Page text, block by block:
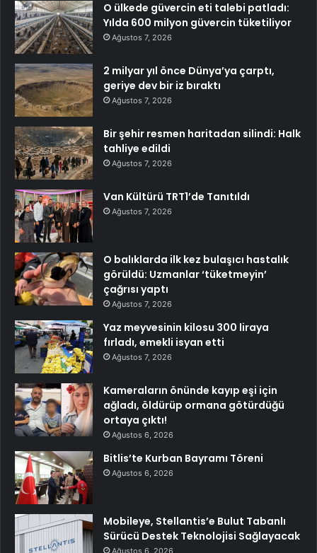
O ülkede güvercin eti talebi patladı:
Yılda 600 milyon güvercin tüketiliyor
Ağustos 7, 2026
2 milyar yıl önce Dünya’ya çarptı,
geriye dev bir iz bıraktı
Ağustos 7, 2026
Bir şehir resmen haritadan silindi: Halk
tahliye edildi
Ağustos 7, 2026
Van Kültürü TRT1’de Tanıtıldı
Ağustos 7, 2026
O balıklarda ilk kez bulaşıcı hastalık
görüldü: Uzmanlar ‘tüketmeyin’
çağrısı yaptı
Ağustos 7, 2026
Yaz meyvesinin kilosu 300 liraya
fırladı, emekli isyan etti
Ağustos 7, 2026
Kameraların önünde kayıp eşi için
ağladı, öldürüp ormana götürdüğü
ortaya çıktı!
Ağustos 6, 2026
Bitlis’te Kurban Bayramı Töreni
Ağustos 6, 2026
Mobileye, Stellantis’e Bulut Tabanlı
Sürücü Destek Teknolojisi Sağlayacak
Ağustos 6, 2026